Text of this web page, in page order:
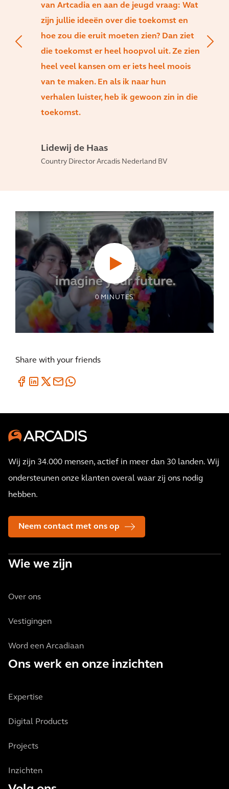
van Artcadia en aan de jeugd vraag: Wat
zijn jullie ideeën over die toekomst en
hoe zou die eruit moeten zien? Dan ziet
die toekomst er heel hoopvol uit. Ze zien
heel veel kansen om er iets heel moois
van te maken. En als ik naar hun
verhalen luister, heb ik gewoon zin in die
toekomst.
Lidewij de Haas
Country Director Arcadis Nederland BV
0 MINUTES
Share with your friends
Wij zijn 34.000 mensen, actief in meer dan 30 landen. Wij
ondersteunen onze klanten overal waar zij ons nodig
hebben.
Neem contact met ons op
Wie we zijn
Over ons
Vestigingen
Word een Arcadiaan
Ons werk en onze inzichten
Expertise
Digital Products
Projects
Inzichten